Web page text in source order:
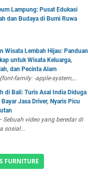
Lampung: Pusat Edukasi
dan Budaya di Bumi Ruwa
Wisata Lembah Hijau: Panduan
untuk Wisata Keluarga,
dan Pecinta Alam
family: -apple-system,...
di Bali: Turis Asal India Diduga
Bayar Jasa Driver, Nyaris Picu
Sebuah video yang beredar di
sosial...
FURNITURE